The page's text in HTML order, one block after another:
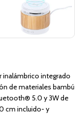
inalámbrico integrado
de materiales bambú
5.0 y 3W de
cm incluido- y